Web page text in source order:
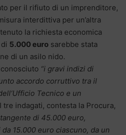
per il rifiuto di un imprenditore,
interdittiva per un’altra
la richiesta economica
5.000 euro sarebbe stata
di un asilo nido.
“i gravi indizi di
accordo corruttivo tra il
Tecnico e un
tre indagati, contesta la Procura,
di 45.000 euro,
15.000 euro ciascuno, da un